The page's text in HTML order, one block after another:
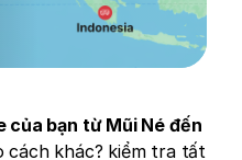
của bạn từ Mũi Né đến
cách khác? kiểm tra tất